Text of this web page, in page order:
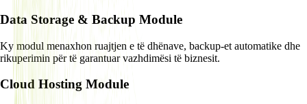
Data Storage & Backup Module
Ky modul menaxhon ruajtjen e të dhënave, backup-et automatike dhe
rikuperimin për të garantuar vazhdimësi të biznesit.
Cloud Hosting Module